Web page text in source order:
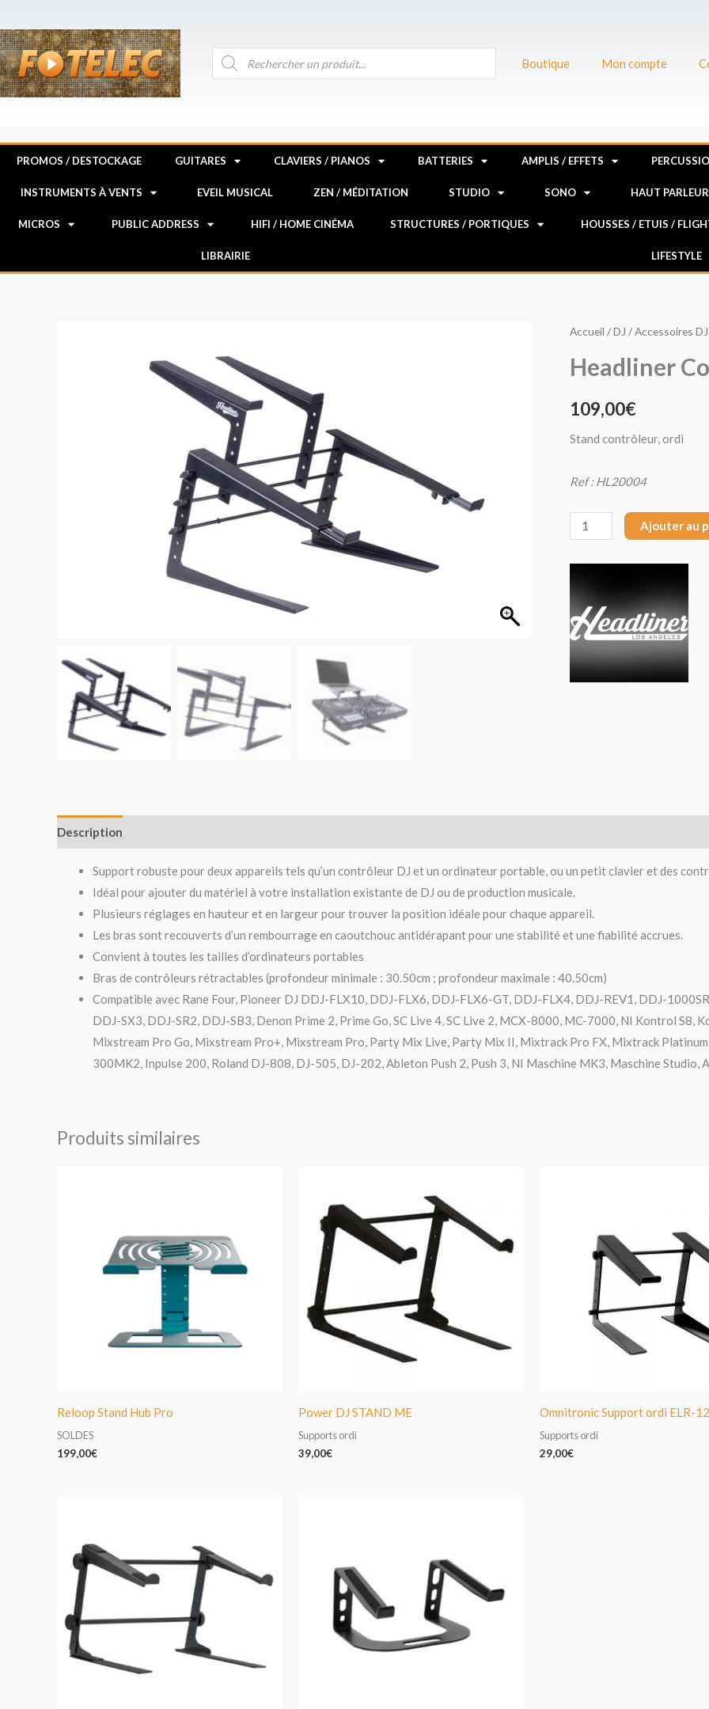
au
contenu
Recherche
de
produits
Boutique Mon compte
PROMOS / DESTOCKAGE GUITARES CLAVIERS / PIANOS BATTERIES AMPLIS / EFFETS
INSTRUMENTS À VENTS EVEIL MUSICAL ZEN / MÉDITATION STUDIO SONO HAUT PARLEUR
MICROS PUBLIC ADDRESS HIFI / HOME CINÉMA STRUCTURES / PORTIQUES HOUSSES / ETUIS /
LIBRAIRIE LIFESTYLE
Accueil /DJ /Accessoires DJ
Headliner
109,00€
Stand contrôleur, ordi
Ref : HL20004
quantité
Headliner
Pro
Ajouter au
Description
Support robuste pour deux appareils tels qu’un contrôleur DJ et un ordinateur portable, ou un petit clavier et des
Idéal pour ajouter du matériel à votre installation existante de DJ ou de production musicale.
Plusieurs réglages en hauteur et en largeur pour trouver la position idéale pour chaque appareil.
Les bras sont recouverts d’un rembourrage en caoutchouc antidérapant pour une stabilité et une fiabilité accrues.
Convient à toutes les tailles d’ordinateurs portables
Bras de contrôleurs rétractables (profondeur minimale : 30.50cm ; profondeur maximale : 40.50cm)
Compatible avec Rane Four, Pioneer DJ DDJ-FLX10, DDJ-FLX6, DDJ-FLX6-GT, DDJ-FLX4, DDJ-REV1, DDJ-
DDJ-SX3, DDJ-SR2, DDJ-SB3, Denon Prime 2, Prime Go, SC Live 4, SC Live 2, MCX-8000, MC-7000, NI Kontrol S8,
Mixstream Pro Go, Mixstream Pro+, Mixstream Pro, Party Mix Live, Party Mix II, Mixtrack Pro FX, Mixtrack
300MK2, Inpulse 200, Roland DJ-808, DJ-505, DJ-202, Ableton Push 2, Push 3, NI Maschine MK3, Maschine
Produits similaires
Reloop Stand Hub Pro
SOLDES
199,00€
Power DJ STAND ME
Supports ordi
39,00€
Omnitronic Support ordi ELR-
Supports ordi
29,00€